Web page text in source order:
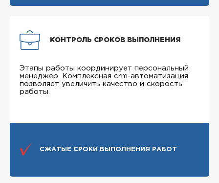
КОНТРОЛЬ СРОКОВ ВЫПОЛНЕНИЯ
Этапы работы координирует персональный
менеджер. Комплексная crm-автоматизация
позволяет увеличить качество и скорость
работы.
СЖАТЫЕ СРОКИ ВЫПОЛНЕНИЯ РАБОТ